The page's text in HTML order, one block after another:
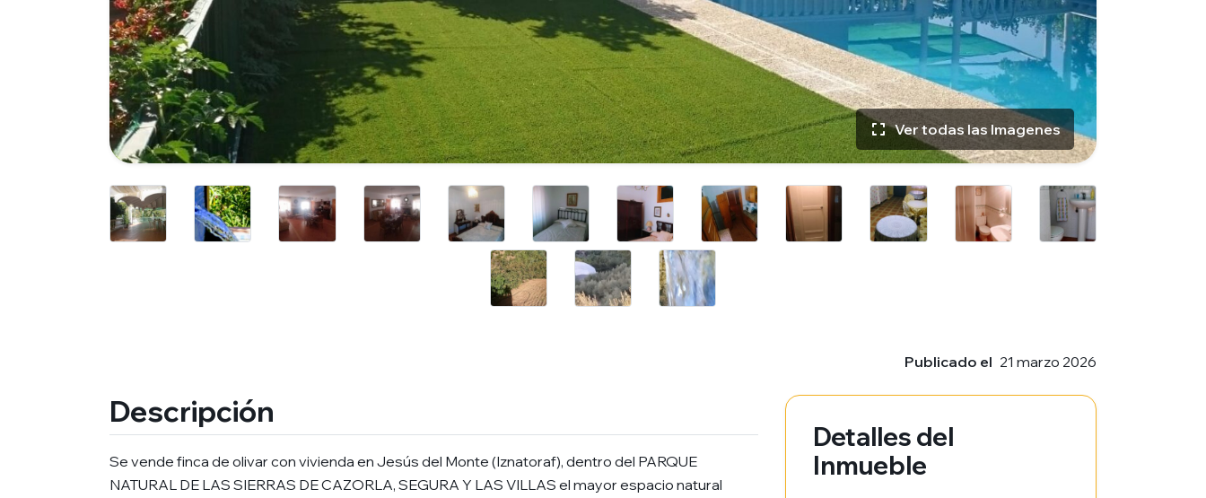
Ver todas las Imagenes
Publicado el 21 marzo 2026
Descripción
Se vende finca de olivar con vivienda en Jesús del Monte (Iznatoraf), dentro del PARQUE
NATURAL DE LAS SIERRAS DE CAZORLA, SEGURA Y LAS VILLAS el mayor espacio natural
Detalles del
Inmueble